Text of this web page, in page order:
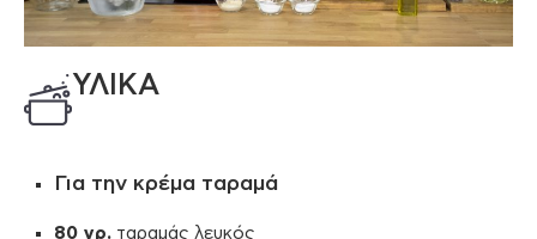
ΥΛΙΚΑ
Για την κρέμα ταραμά
80 γρ. ταραμάς λευκός